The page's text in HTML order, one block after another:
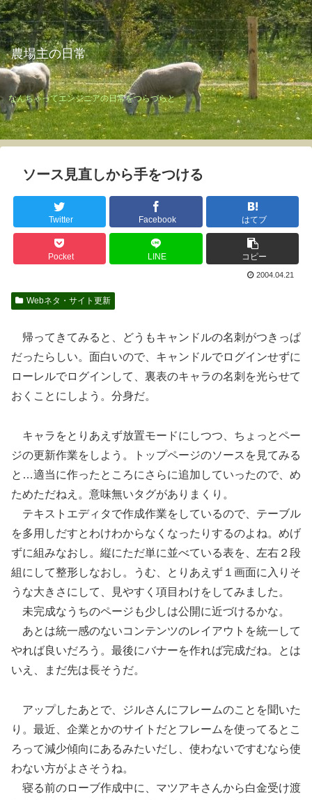
農場主の日常
なんちゃってエンジニアの日常をつらづらと
ソース見直しから手をつける
Twitter Facebook はてブ
Pocket LINE コピー
2004.04.21
Webネタ・サイト更新
帰ってきてみると、どうもキャンドルの名刺がつきっぱ
だったらしい。面白いので、キャンドルでログインせずに
ローレルでログインして、裏表のキャラの名刺を光らせて
おくことにしよう。分身だ。
キャラをとりあえず放置モードにしつつ、ちょっとペー
ジの更新作業をしよう。トップページのソースを見てみる
と…適当に作ったところにさらに追加していったので、め
ためただねえ。意味無いタグがありまくり。
テキストエディタで作成作業をしているので、テーブル
を多用しだすとわけわからなくなったりするのよね。めげ
ずに組みなおし。縦にただ単に並べている表を、左右２段
組にして整形しなおし。うむ、とりあえず１画面に入りそ
うな大きさにして、見やすく項目わけをしてみました。
未完成なうちのページも少しは公開に近づけるかな。
あとは統一感のないコンテンツのレイアウトを統一して
やれば良いだろう。最後にバナーを作れば完成だね。とは
いえ、まだ先は長そうだ。
アップしたあとで、ジルさんにフレームのことを聞いた
り。最近、企業とかのサイトだとフレームを使ってるとこ
ろって減少傾向にあるみたいだし、使わないですむなら使
わない方がよさそうね。
寝る前のローブ作成中に、マツアキさんから白金受け渡